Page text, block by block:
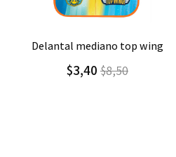
Agregar Detalle
delantal grande
$4,10 $6,84